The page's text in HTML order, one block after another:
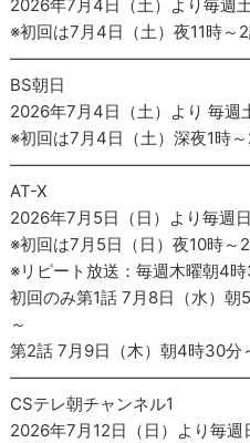
2026年7月4日（土）より毎週
※初回は7月4日（土）夜11時～
BS朝日
2026年7月4日（土）より 毎週
※初回は7月4日（土）深夜1時
AT-X
2026年7月5日（日）より毎週
※初回は7月5日（日）夜10時～
※リピート放送：毎週木曜朝4
初回のみ第1話 7月8日（水）
～
第2話 7月9日（木）朝4時30分
CSテレ朝チャンネル1
2026年7月12日（日）より毎週